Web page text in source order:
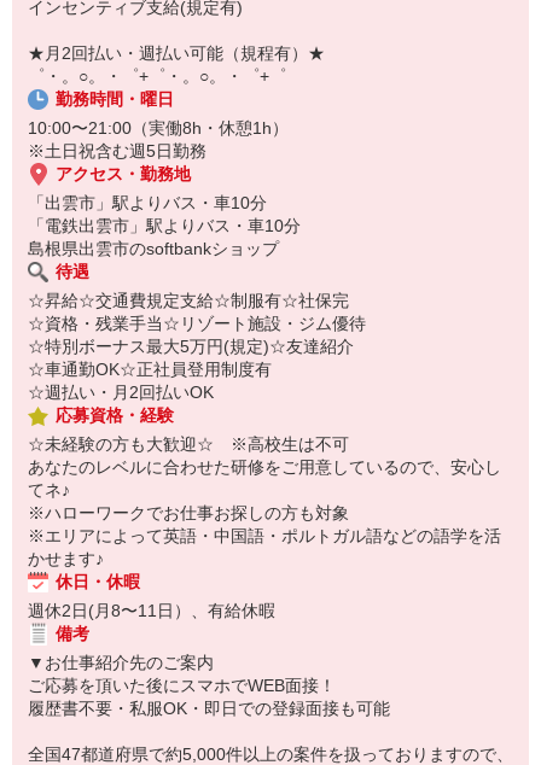
自宅に居ながらスマホでカンタン面接OK！
オンライン面談なのでスピード対応。
即日登録もOK♪
気になった方はお気軽にご相談ください！
インセンティブ支給(規定有)
★月2回払い・週払い可能（規程有）★
゜・。○。・゜+゜・。○。・゜+゜
勤務時間・曜日
10:00〜21:00（実働8h・休憩1h）
※土日祝含む週5日勤務
アクセス・勤務地
「出雲市」駅よりバス・車10分
「電鉄出雲市」駅よりバス・車10分
島根県出雲市のsoftbankショップ
待遇
☆昇給☆交通費規定支給☆制服有☆社保完
☆資格・残業手当☆リゾート施設・ジム優待
☆特別ボーナス最大5万円(規定)☆友達紹介
☆車通勤OK☆正社員登用制度有
☆週払い・月2回払いOK
応募資格・経験
☆未経験の方も大歓迎☆ ※高校生は不可
あなたのレベルに合わせた研修をご用意しているので、安心し
てネ♪
※ハローワークでお仕事お探しの方も対象
※エリアによって英語・中国語・ポルトガル語などの語学を活
かせます♪
休日・休暇
週休2日(月8〜11日）、有給休暇
備考
▼お仕事紹介先のご案内
ご応募を頂いた後にスマホでWEB面接！
履歴書不要・私服OK・即日での登録面接も可能
全国47都道府県で約5,000件以上の案件を扱っておりますので、